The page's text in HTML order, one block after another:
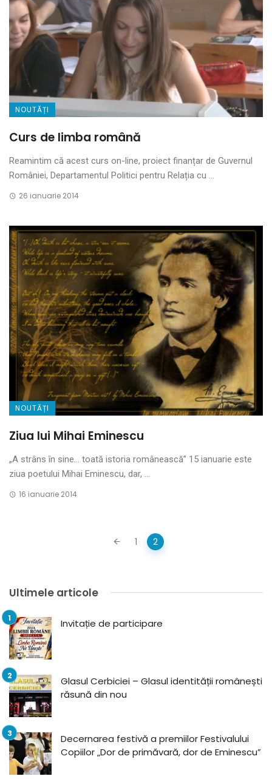
NOUTĂȚI
Curs de limba română
Reamintim că acest curs on-line, proiect finanțar de Guvernul
României, Departamentul Politici pentru Relația cu ...
26 ianuarie 2014
NOUTĂȚI
Ziua lui Mihai Eminescu
„A strâns în sine… toată istoria românească” 15 ianuarie este
ziua poetului Mihai Eminescu, dar, ...
16 ianuarie 2014
1 2
Ultimele articole
Invitație de participare
Glasul Cerbiciei – Glasul identității românești
răsună din nou
Decernarea festivă a premiilor Festivalului
Copiilor „Dor de primăvară, dor de Eminescu”